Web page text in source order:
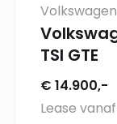
Volkswagen
TSI GTE
€ 14.900,-
Lease